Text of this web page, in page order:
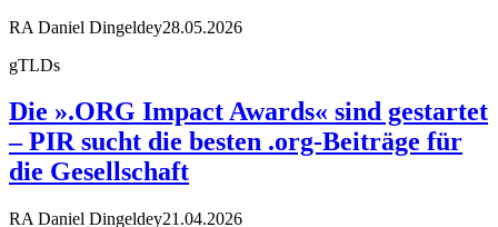
RA Daniel Dingeldey28.05.2026
gTLDs
Die ».ORG Impact Awards« sind gestartet
– PIR sucht die besten .org-Beiträge für
die Gesellschaft
RA Daniel Dingeldey21.04.2026